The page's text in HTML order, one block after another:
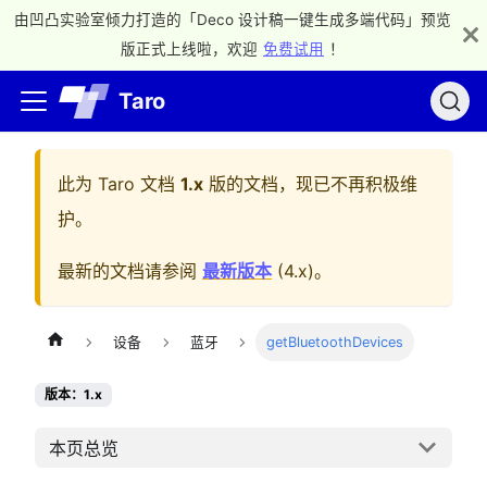
由凹凸实验室倾力打造的「Deco 设计稿一键生成多端代码」预览
版正式上线啦，欢迎 免费试用 ！
Taro
此为 Taro 文档 1.x 版的文档，现已不再积极维
护。
最新的文档请参阅 最新版本 (4.x)。
设备 蓝牙 getBluetoothDevices
版本：1.x
本页总览